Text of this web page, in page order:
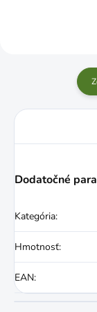
Dodatočné
Kategória:
Hmotnosť:
EAN: